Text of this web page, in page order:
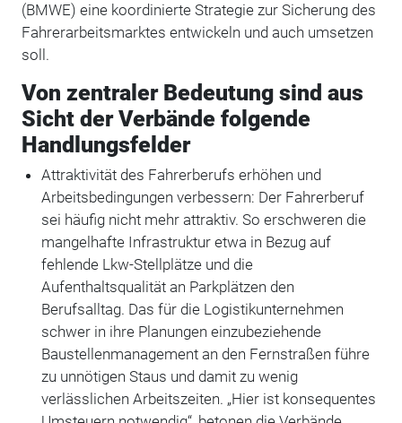
(BMWE) eine koordinierte Strategie zur Sicherung des
Fahrerarbeitsmarktes entwickeln und auch umsetzen
soll.
Von zentraler Bedeutung sind aus
Sicht der Verbände folgende
Handlungsfelder
Attraktivität des Fahrerberufs erhöhen und
Arbeitsbedingungen verbessern: Der Fahrerberuf
sei häufig nicht mehr attraktiv. So erschweren die
mangelhafte Infrastruktur etwa in Bezug auf
fehlende Lkw-Stellplätze und die
Aufenthaltsqualität an Parkplätzen den
Berufsalltag. Das für die Logistikunternehmen
schwer in ihre Planungen einzubeziehende
Baustellenmanagement an den Fernstraßen führe
zu unnötigen Staus und damit zu wenig
verlässlichen Arbeitszeiten. „Hier ist konsequentes